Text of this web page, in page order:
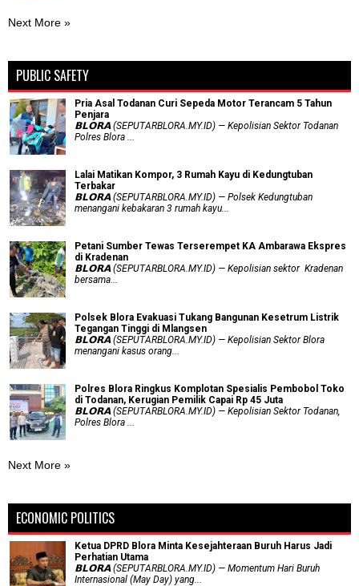
Next More »
PUBLIC SAFETY
Pria Asal Todanan Curi Sepeda Motor Terancam 5 Tahun
Penjara
𝗕𝗟𝗢𝗥𝗔 (SEPUTARBLORA.MY.ID) — Kepolisian Sektor Todanan
Polres Blora ...
Lalai Matikan Kompor, 3 Rumah Kayu di Kedungtuban
Terbakar
𝗕𝗟𝗢𝗥𝗔 (SEPUTARBLORA.MY.ID) — Polsek Kedungtuban
menangani kebakaran 3 rumah kayu...
Petani Sumber Tewas Terserempet KA Ambarawa Ekspres
di Kradenan
𝗕𝗟𝗢𝗥𝗔 (SEPUTARBLORA.MY.ID) — Kepolisian sektor Kradenan
bersama...
Polsek Blora Evakuasi Tukang Bangunan Kesetrum Listrik
Tegangan Tinggi di Mlangsen
𝗕𝗟𝗢𝗥𝗔 (SEPUTARBLORA.MY.ID) — Kepolisian Sektor Blora
menangani kasus orang...
Polres Blora Ringkus Komplotan Spesialis Pembobol Toko
di Todanan, Kerugian Pemilik Capai Rp 45 Juta
𝗕𝗟𝗢𝗥𝗔 (SEPUTARBLORA.MY.ID) — Kepolisian Sektor Todanan,
Polres Blora ...
Next More »
ECONOMIC POLITICS
Ketua DPRD Blora Minta Kesejahteraan Buruh Harus Jadi
Perhatian Utama
​𝗕𝗟𝗢𝗥𝗔 (SEPUTARBLORA.MY.ID) — Momentum Hari Buruh
Internasional (May Day) yang...